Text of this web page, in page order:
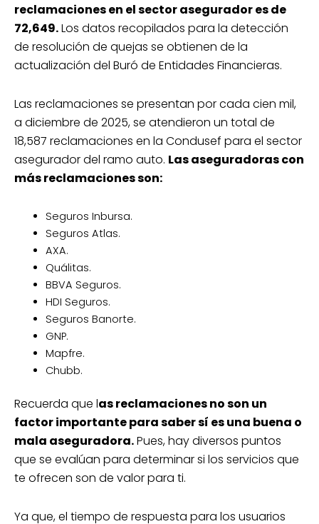
reclamaciones en el sector asegurador es de
72,649.Los datos recopilados para la detección
de resolución de quejas se obtienen de la
actualización del Buró de Entidades Financieras.
Las reclamaciones se presentan por cada cien mil,
a diciembre de 2025, se atendieron un total de
18,587 reclamaciones en la Condusef para el sector
asegurador del ramo auto. Las aseguradoras con
más reclamaciones son:
Seguros Inbursa.
Seguros Atlas.
AXA.
Quálitas.
BBVA Seguros.
HDI Seguros.
Seguros Banorte.
GNP.
Mapfre.
Chubb.
Recuerda que las reclamaciones no son un
factor importante para saber sí es una buena o
mala aseguradora.Pues, hay diversos puntos
que se evalúan para determinar si los servicios que
te ofrecen son de valor para ti.
Ya que, el tiempo de respuesta para los usuarios